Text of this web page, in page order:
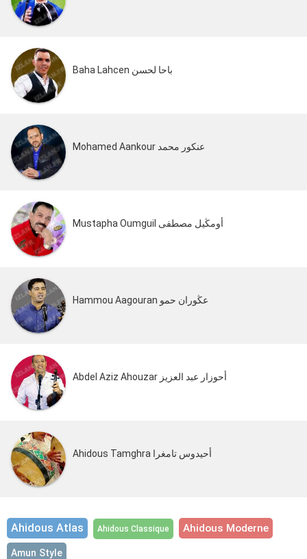
Baha Lahcen باحا لحسن
Mohamed Aankour عنكور محمد
Mustapha Oumguil أومڭيل مصطفى
Hammou Aagouran عڭوران حمو
Abdel Aziz Ahouzar أحوزار عبد العزيز
Ahidous Tamghra أحيدوس تامغرا
Ahidous Atlas Ahidous Classique Ahidous Moderne
Amun Style